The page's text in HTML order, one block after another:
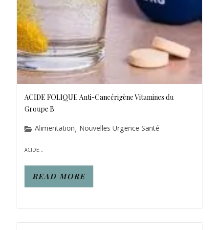
ACIDE FOLIQUE Anti-Cancérigène Vitamines du
Groupe B
Alimentation, Nouvelles Urgence Santé
ACIDE...
READ MORE